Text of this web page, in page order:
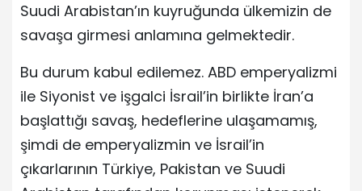
Suudi Arabistan’ın kuyruğunda ülkemizin de
savaşa girmesi anlamına gelmektedir.
Bu durum kabul edilemez. ABD emperyalizmi
ile Siyonist ve işgalci İsrail’in birlikte İran’a
başlattığı savaş, hedeflerine ulaşamamış,
şimdi de emperyalizmin ve İsrail’in
çıkarlarının Türkiye, Pakistan ve Suudi